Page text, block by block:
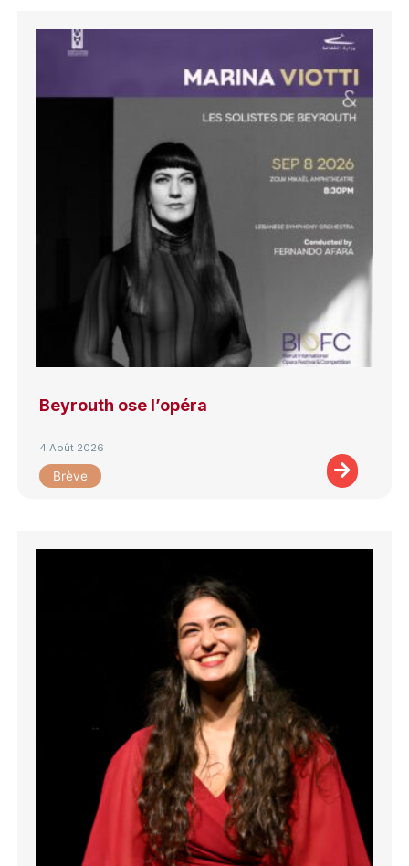
Beyrouth ose l’opéra
4 Août 2026
Brève